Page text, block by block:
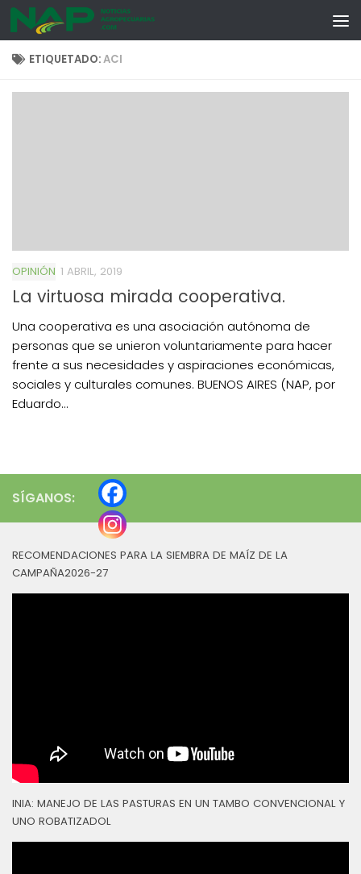
Skip to content
ETIQUETADO:ACI
OPINIÓN 1 ABRIL, 2019
La virtuosa mirada cooperativa.
Una cooperativa es una asociación autónoma de
personas que se unieron voluntariamente para hacer
frente a sus necesidades y aspiraciones económicas,
sociales y culturales comunes. BUENOS AIRES (NAP, por
Eduardo...
SÍGANOS:
RECOMENDACIONES PARA LA SIEMBRA DE MAÍZ DE LA
CAMPAÑA2026-27
INIA: MANEJO DE LAS PASTURAS EN UN TAMBO CONVENCIONAL Y
UNO ROBATIZADOL